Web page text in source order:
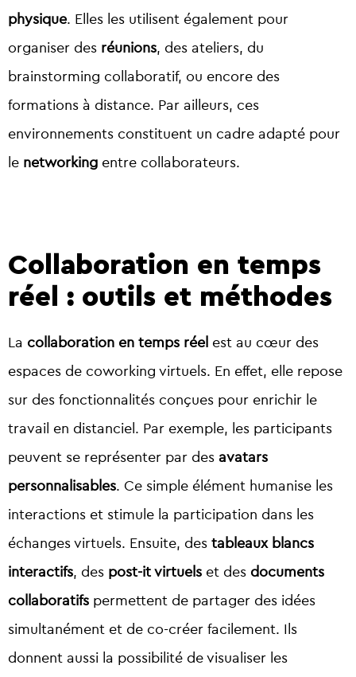
physique. Elles les utilisent également pour
organiser des réunions, des ateliers, du
brainstorming collaboratif, ou encore des
formations à distance. Par ailleurs, ces
environnements constituent un cadre adapté pour
le networking entre collaborateurs.
Collaboration en temps
réel : outils et méthodes
La collaboration en temps réel est au cœur des
espaces de coworking virtuels. En effet, elle repose
sur des fonctionnalités conçues pour enrichir le
travail en distanciel. Par exemple, les participants
peuvent se représenter par des avatars
personnalisables. Ce simple élément humanise les
interactions et stimule la participation dans les
échanges virtuels. Ensuite, des tableaux blancs
interactifs, des post-it virtuels et des documents
collaboratifs permettent de partager des idées
simultanément et de co-créer facilement. Ils
donnent aussi la possibilité de visualiser les